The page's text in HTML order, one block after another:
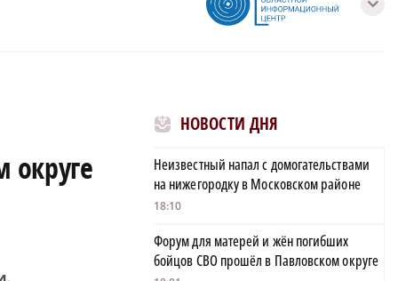
с
округе
НОВОСТИ ДНЯ
Неизвестный напал с домогательствами
на нижегородку в Московском районе
18:10
Форум для матерей и жён погибших
бойцов СВО прошёл в Павловском округе